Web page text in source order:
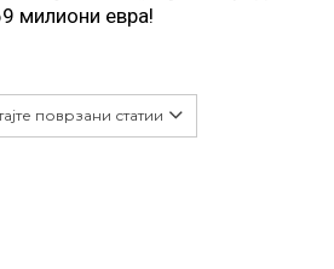
милиони евра!
поврзани статии